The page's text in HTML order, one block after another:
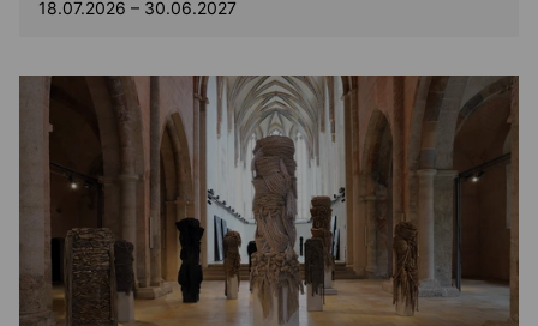
18.07.2026 – 30.06.2027